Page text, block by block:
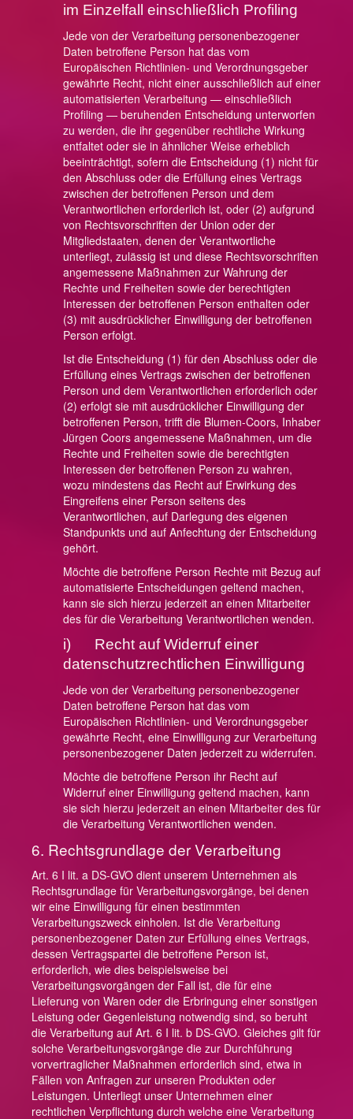
im Einzelfall einschließlich Profiling
Jede von der Verarbeitung personenbezogener
Daten betroffene Person hat das vom
Europäischen Richtlinien- und Verordnungsgeber
gewährte Recht, nicht einer ausschließlich auf einer
automatisierten Verarbeitung — einschließlich
Profiling — beruhenden Entscheidung unterworfen
zu werden, die ihr gegenüber rechtliche Wirkung
entfaltet oder sie in ähnlicher Weise erheblich
beeinträchtigt, sofern die Entscheidung (1) nicht für
den Abschluss oder die Erfüllung eines Vertrags
zwischen der betroffenen Person und dem
Verantwortlichen erforderlich ist, oder (2) aufgrund
von Rechtsvorschriften der Union oder der
Mitgliedstaaten, denen der Verantwortliche
unterliegt, zulässig ist und diese Rechtsvorschriften
angemessene Maßnahmen zur Wahrung der
Rechte und Freiheiten sowie der berechtigten
Interessen der betroffenen Person enthalten oder
(3) mit ausdrücklicher Einwilligung der betroffenen
Person erfolgt.
Ist die Entscheidung (1) für den Abschluss oder die
Erfüllung eines Vertrags zwischen der betroffenen
Person und dem Verantwortlichen erforderlich oder
(2) erfolgt sie mit ausdrücklicher Einwilligung der
betroffenen Person, trifft die Blumen-Coors, Inhaber
Jürgen Coors angemessene Maßnahmen, um die
Rechte und Freiheiten sowie die berechtigten
Interessen der betroffenen Person zu wahren,
wozu mindestens das Recht auf Erwirkung des
Eingreifens einer Person seitens des
Verantwortlichen, auf Darlegung des eigenen
Standpunkts und auf Anfechtung der Entscheidung
gehört.
Möchte die betroffene Person Rechte mit Bezug auf
automatisierte Entscheidungen geltend machen,
kann sie sich hierzu jederzeit an einen Mitarbeiter
des für die Verarbeitung Verantwortlichen wenden.
i) Recht auf Widerruf einer
datenschutzrechtlichen Einwilligung
Jede von der Verarbeitung personenbezogener
Daten betroffene Person hat das vom
Europäischen Richtlinien- und Verordnungsgeber
gewährte Recht, eine Einwilligung zur Verarbeitung
personenbezogener Daten jederzeit zu widerrufen.
Möchte die betroffene Person ihr Recht auf
Widerruf einer Einwilligung geltend machen, kann
sie sich hierzu jederzeit an einen Mitarbeiter des für
die Verarbeitung Verantwortlichen wenden.
6. Rechtsgrundlage der Verarbeitung
Art. 6 I lit. a DS-GVO dient unserem Unternehmen als
Rechtsgrundlage für Verarbeitungsvorgänge, bei denen
wir eine Einwilligung für einen bestimmten
Verarbeitungszweck einholen. Ist die Verarbeitung
personenbezogener Daten zur Erfüllung eines Vertrags,
dessen Vertragspartei die betroffene Person ist,
erforderlich, wie dies beispielsweise bei
Verarbeitungsvorgängen der Fall ist, die für eine
Lieferung von Waren oder die Erbringung einer sonstigen
Leistung oder Gegenleistung notwendig sind, so beruht
die Verarbeitung auf Art. 6 I lit. b DS-GVO. Gleiches gilt für
solche Verarbeitungsvorgänge die zur Durchführung
vorvertraglicher Maßnahmen erforderlich sind, etwa in
Fällen von Anfragen zur unseren Produkten oder
Leistungen. Unterliegt unser Unternehmen einer
rechtlichen Verpflichtung durch welche eine Verarbeitung